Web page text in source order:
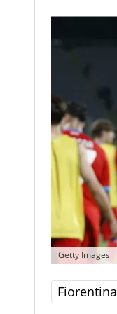
Getty Images
Fiorentina